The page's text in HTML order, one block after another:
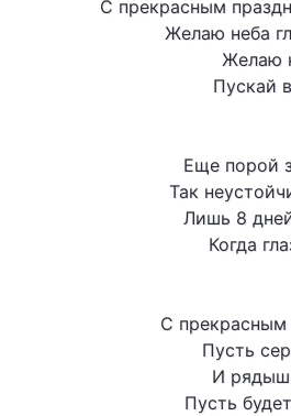
С прекрасным
Желаю неба
Желаю
Пускай
Еще порой
Так
Лишь 8
Когда
С
Пусть
И
Пусть